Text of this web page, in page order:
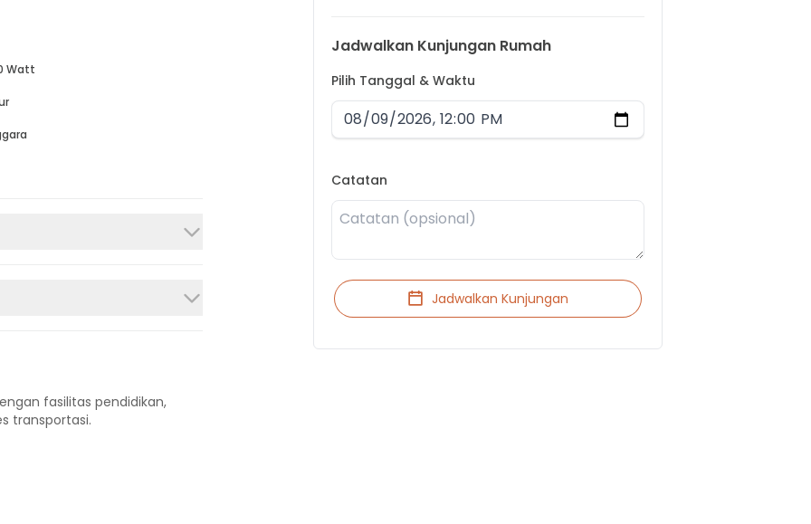
Watt
fasilitas pendidikan,
transportasi.
Jadwalkan Kunjungan Rumah
Pilih Tanggal & Waktu
Catatan
Jadwalkan Kunjungan